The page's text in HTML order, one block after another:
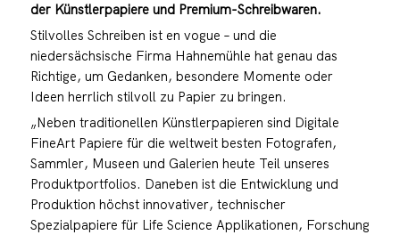
der Künstlerpapiere und Premium-Schreibwaren.
Stilvolles Schreiben ist en vogue – und die
niedersächsische Firma Hahnemühle hat genau das
Richtige, um Gedanken, besondere Momente oder
Ideen herrlich stilvoll zu Papier zu bringen.
„Neben traditionellen Künstlerpapieren sind Digitale
FineArt Papiere für die weltweit besten Fotografen,
Sammler, Museen und Galerien heute Teil unseres
Produktportfolios. Daneben ist die Entwicklung und
Produktion höchst innovativer, technischer
Spezialpapiere für Life Science Applikationen, Forschung